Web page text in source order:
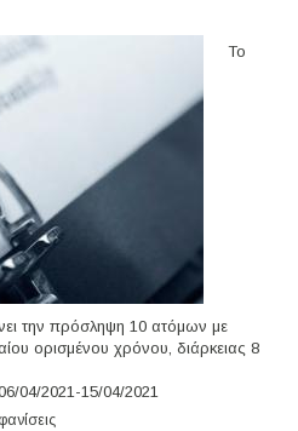
Το
την πρόσληψη 10 ατόμων με
ορισμένου χρόνου, διάρκειας 8
04/2021-15/04/2021
με Σύμβαση Ορισμένου Χρόνου στο